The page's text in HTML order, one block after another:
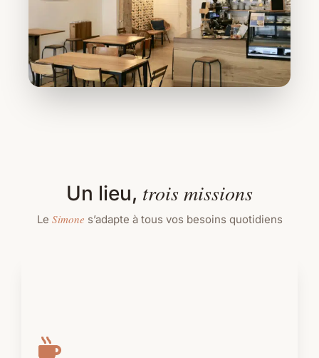
Un lieu, trois missions
Le Simone s’adapte à tous vos besoins quotidiens